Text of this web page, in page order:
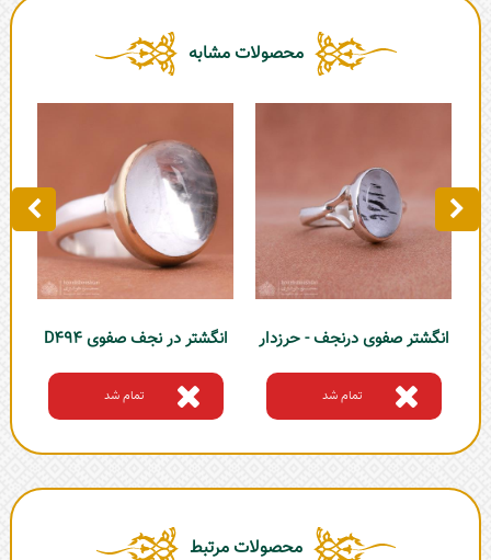
محصولات مشابه
انگشتر صفوی درنجف - حرزدار
تمام شد
انگشتر در نجف صفوی D494
تمام شد
محصولات مرتبط